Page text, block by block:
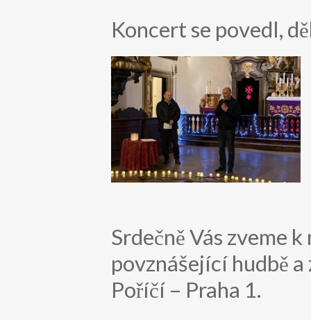
Koncert se povedl,
Srdečně Vás zveme
povznášející hudbě
Poříčí – Praha 1.